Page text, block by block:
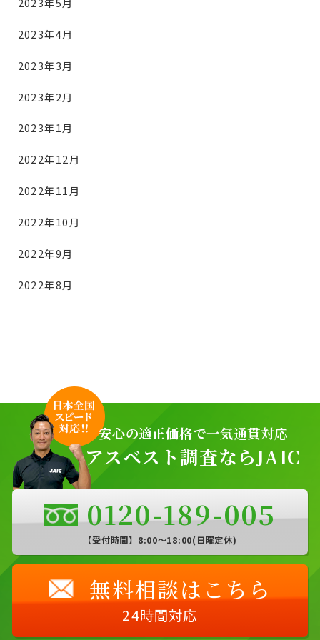
2023年4月
2023年3月
2023年2月
2023年1月
2022年12月
2022年11月
2022年10月
2022年9月
2022年8月
安心の適正価格で一気通貫対応
アスベスト調査ならJAIC
0120-189-005
【受付時間】8:00〜18:00(日曜定休)
無料相談はこちら
24時間対応